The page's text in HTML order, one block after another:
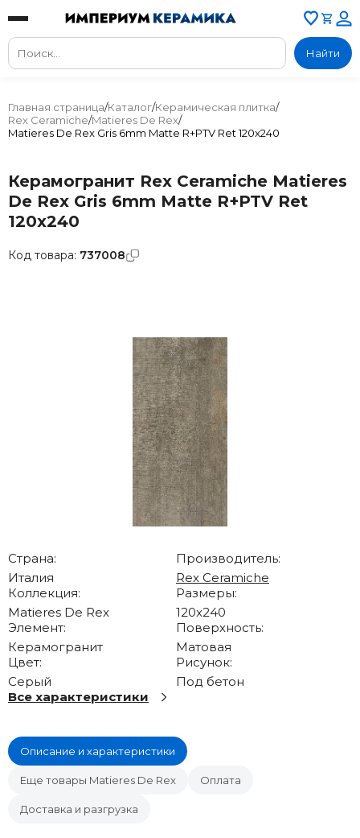
Найти
Главная страница/Каталог/Керамическая плитка/
Rex Ceramiche/Matieres De Rex/
Matieres De Rex Gris 6mm Matte R+PTV Ret 120x240
Керамогранит Rex Ceramiche Matieres
De Rex Gris 6mm Matte R+PTV Ret
120x240
Страна:
Италия
Производитель:
Rex Ceramiche
Коллекция:
Matieres De Rex
Размеры:
120x240
Элемент:
Керамогранит
Поверхность:
Матовая
Цвет:
Серый
Рисунок:
Под бетон
Все характеристики
Описание и характеристики
Еще товары Matieres De Rex Оплата
Доставка и разгрузка
Код товара: 737008